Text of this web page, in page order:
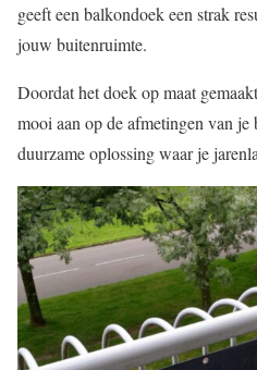
geeft een balkondoek een strak
jouw buitenruimte.
Doordat het doek op maat
mooi aan op de afmetingen van je
duurzame oplossing waar je